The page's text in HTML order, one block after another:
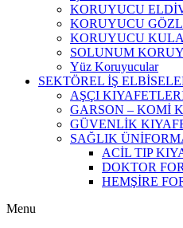
KORUYUCU
KORUYUCU
KORUYUCU
SOLUNUM
Yüz Koruyucular
SEKTÖREL İŞ
AŞÇI
GARSON – KOMİ
GÜVENLİK
SAĞLIK
ACİL TIP
DOKTOR
HEMŞİRE
Menu